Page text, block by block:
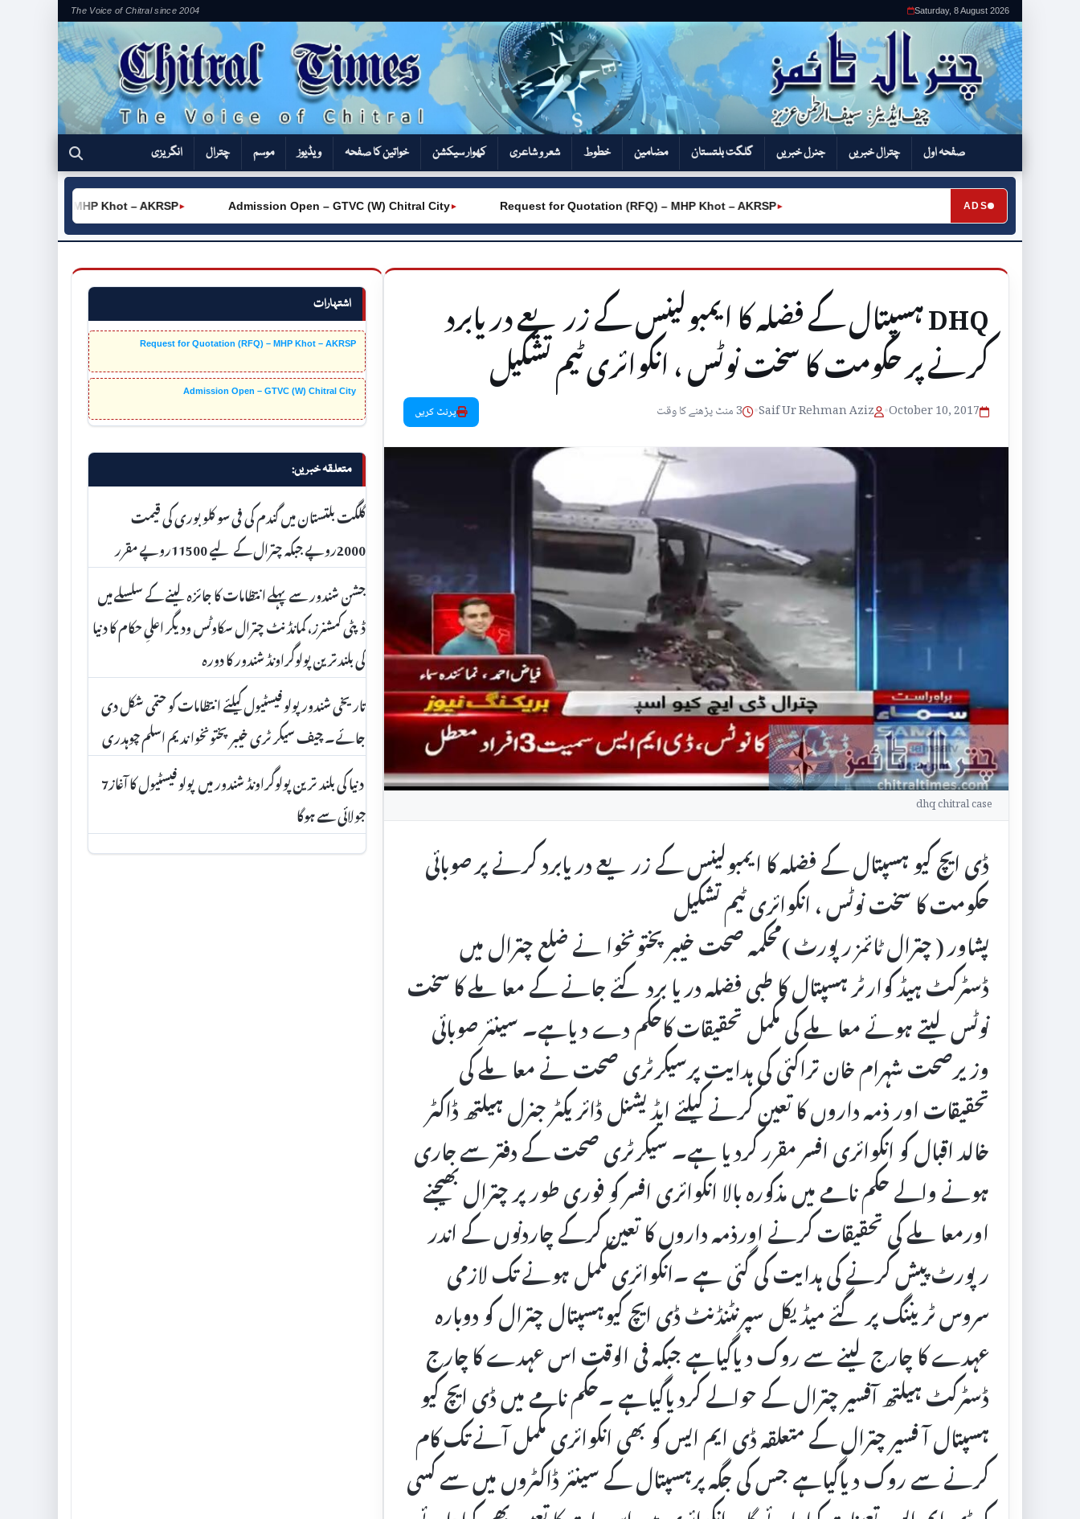
The Voice of Chitral since 2004 Saturday, 8 August 2026
صفحہ اول چترال خبریں جنرل خبریں گلگت بلتستان مضامین خطوط شعر و شاعری کھوار سیکشن‎ خواتین کا صفحہ ویڈیوز موسم چترال انگریزی
ADS
►
– MHP Khot – AKRSP ►
Request for Quotation (RFQ) – MHP Khot – AKRSP
►
Admission Open – GTVC (W) Chitral City
اشتہارات
Request for Quotation (RFQ) – MHP Khot – AKRSP
Admission Open – GTVC (W) Chitral City
متعلقہ خبریں:
گلگت بلتستان میں گندم کی فی سو کلو بوری کی قیمت
2000روپے جبکہ چترال کے لیے 11500روپے مقرر
جشن شندور سے پہلے انتظامات کا جائزہ لینے کے سلسلے میں
ڈپٹی کمشنرز، کمانڈنٹ چترال سکاوٹس ودیگر اعلیِ حکام کا دنیا
کی بلندترین پولوگراونڈ شندور کا دورہ
تاریخی شندور پولو فیسٹیول کیلئے انتظامات کو حتمی شکل دی
جائے۔ چیف سیکرٹری خیبرپختونخوا ندیم اسلم چوہدری
دنیا کی بلند ترین پولوگراونڈ شندور میں پولو فیسٹیول کا آغاز7
جولائی سے ہوگا
DHQ ہسپتال کے فضلہ کا ایمبولینس کے زریعے دریابرد
کرنے پر حکومت کا سخت نوٹس ، انکوائری ٹیم تشکیل
October 10, 2017
•
Saif Ur Rehman Aziz
• 3 منٹ پڑھنے کا وقت پرنٹ کریں
dhq chitral case
ڈی ایچ کیو ہسپتال کے فضلہ کا ایمبولینس کے زریعے دریابرد کرنے پر صوبائی
حکومت کا سخت نوٹس ، انکوائری ٹیم تشکیل
پشاور ( چترال ٹائمز رپورٹ )محکمہ صحت خیبرپختونخوا نے ضلع چترال میں
ڈسٹرکٹ ہیڈ کوارٹر ہسپتال کا طبی فضلہ دریا برد کئے جانے کے معاملے کا سخت
نوٹس لیتے ہوئے معاملے کی مکمل تحقیقات کاحکم دے دیاہے۔ سینئر صوبائی
وزیرصحت شہرام خان تراکئی کی ہدایت پرسیکرٹری صحت نے معاملے کی
تحقیقات اور ذمہ داروں کا تعین کرنے کیلئے ایڈیشنل ڈائریکٹر جنرل ہیلتھ ڈاکٹر
خالد اقبال کو انکوائری افسر مقرر کردیا ہے۔ سیکرٹری صحت کے دفتر سے جاری
ہونے والے حکم نامے میں مذکورہ بالا انکوائری افسر کو فوری طورپر چترال بھیجنے
اورمعاملے کی تحقیقات کرنے اورذمہ داروں کا تعین کرکے چاردنوں کے اندر
رپورٹ پیش کرنے کی ہدایت کی گئی ہے ۔انکوائری مکمل ہونے تک لازمی
سروس ٹریننگ پر گئے میڈیکل سپرنٹنڈنٹ ڈی ایچ کیوہسپتال چترال کو دوبارہ
عہدے کا چارج لینے سے روک دیاگیاہے جبکہ فی الوقت اس عہدے کا چارج
ڈسٹرکٹ ہیلتھ آفسیر چترال کے حوالے کردیاگیاہے ۔حکم نامے میں ڈی ایچ کیو
ہسپتال آ فسیر چترال کے متعلقہ ڈی ایم ایس کو بھی انکوائری مکمل آنے تک کام
کرنے سے روک دیاگیاہے جس کی جگہ پرہسپتال کے سینئر ڈاکٹروں میں سے کسی